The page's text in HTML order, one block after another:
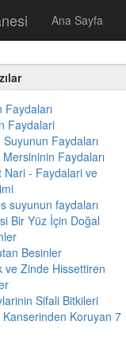
Ana Sayfa
Faydaları
Faydalari
Faydaları
Faydaları
Nari - Faydalari ve
suyunun faydaları
Bir Yüz İçin Doğal
Besinler
ve Zinde Hissettiren
Sifali Bitkileri
Kanserinden Koruyan 7